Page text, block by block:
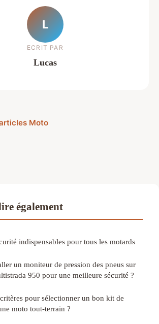
L
ECRIT PAR
Lucas
Moto
également
indispensables pour tous les motards
un moniteur de pression des pneus sur
950 pour une meilleure sécurité ?
pour sélectionner un bon kit de
moto tout-terrain ?